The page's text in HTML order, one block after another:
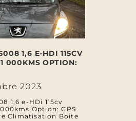
1,6 E-HDI 115CV
000KMS OPTION:
2023
1,6 e-HDi 115cv
000kms Option: GPS
Climatisation Boite